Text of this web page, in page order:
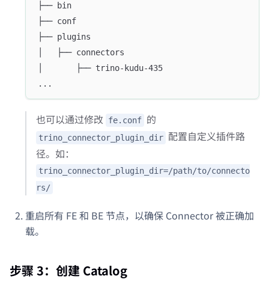
├── bin
├── conf
├── plugins
│   ├── connectors
│       ├── trino-kudu-435
...
也可以通过修改 fe.conf 的
trino_connector_plugin_dir 配置自定义插件路
径。如：
trino_connector_plugin_dir=/path/to/connecto
rs/
重启所有 FE 和 BE 节点，以确保 Connector 被正确加
载。
步骤 3：创建 Catalog